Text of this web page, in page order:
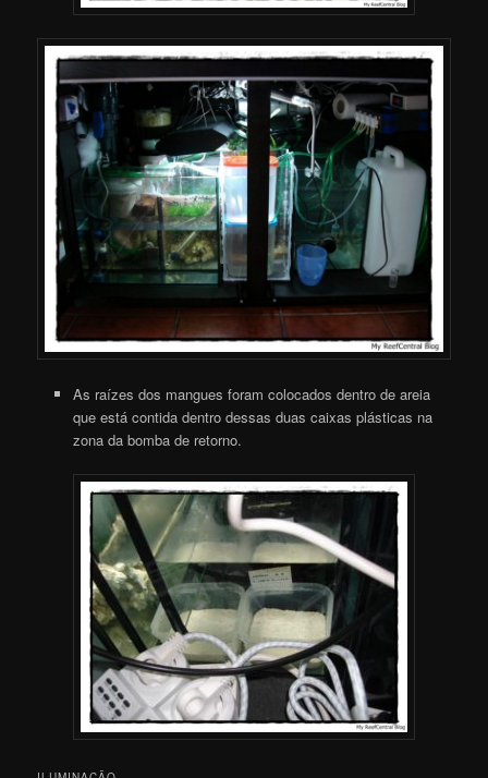
As raízes dos mangues foram colocados dentro de areia
que está contida dentro dessas duas caixas plásticas na
zona da bomba de retorno.